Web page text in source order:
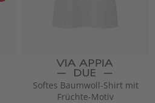
Softes Baumwoll-Shirt mit
Früchte-Motiv